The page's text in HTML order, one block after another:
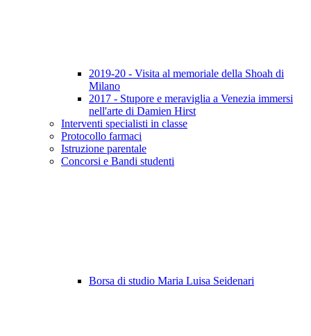
2019-20 - Visita al memoriale della Shoah di
Milano
2017 - Stupore e meraviglia a Venezia immersi
nell'arte di Damien Hirst
Interventi specialisti in classe
Protocollo farmaci
Istruzione parentale
Concorsi e Bandi studenti
Borsa di studio Maria Luisa Seidenari